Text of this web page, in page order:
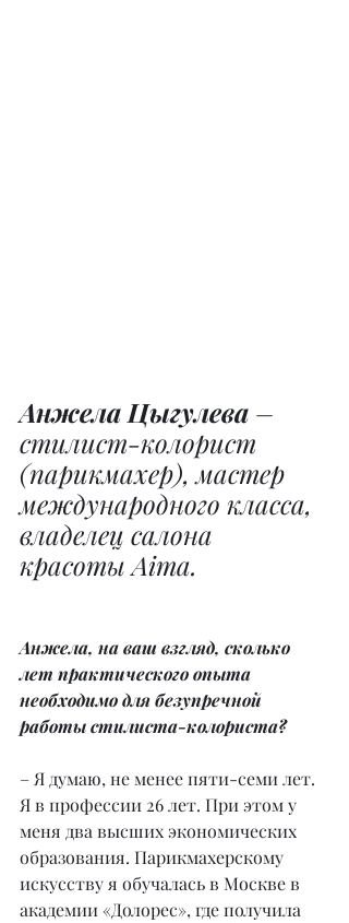
Анжела Цыгулева –
стилист-колорист
(парикмахер), мастер
международного класса,
владелец салона
красоты Aima.
Анжела, на ваш взгляд, сколько
лет практического опыта
необходимо для безупречной
работы стилиста-колориста?
– Я думаю, не менее пяти-семи лет.
Я в профессии 26 лет. При этом у
меня два высших экономических
образования. Парикмахерскому
искусству я обучалась в Москве в
академии «Долорес», где получила